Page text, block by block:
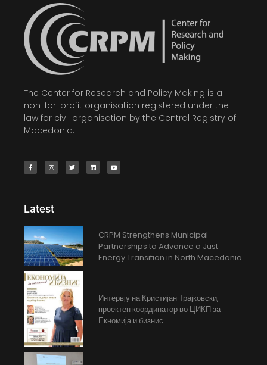
The Center for Research and Policy Making is a
non-for-profit organisation registered under the
law for civil organisation by the Central Registry of
Macedonia.
Latest
CRPM Strengthens Municipal
Partnerships to Advance a Just
Energy Transition in North Macedonia
Интервју на Кристијан Трајковски,
проектен координатор во ЦИКП за
Екномија и бизнис